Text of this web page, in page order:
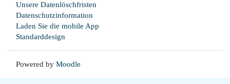
Unsere Datenlöschfristen
Datenschutzinformation
Laden Sie die mobile App
Standarddesign
Powered by Moodle